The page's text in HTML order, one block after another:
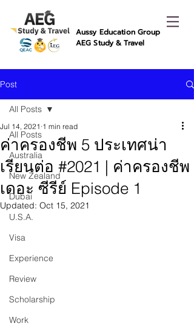
Aussy Education Group
AEG Study & Travel
Post
All Posts
Australia
New Zealand
Dubai
U.S.A.
Visa
Experience
Review
Scholarship
Work
All Posts
ค่าครองชีพ 5 ประเทศน่า
เรียนต่อ #2021 | ค่าครองชีพ
เดอะ ซีรีย์ Episode 1
Jul 14, 2021 1 min read
Updated: Oct 15, 2021